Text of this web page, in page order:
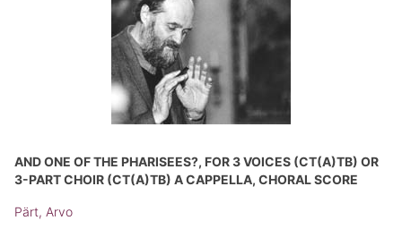
AND ONE OF THE PHARISEES?, FOR 3 VOICES (CT(A)TB) OR
3-PART CHOIR (CT(A)TB) A CAPPELLA, CHORAL SCORE
Pärt, Arvo